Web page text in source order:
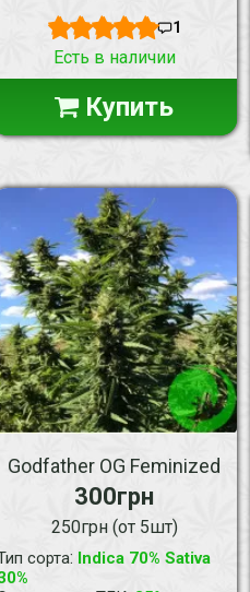
1
Есть в наличии
Купить
Godfather OG Feminized
300грн
250грн (от 5шт)
сорта: Indica 70% Sativa